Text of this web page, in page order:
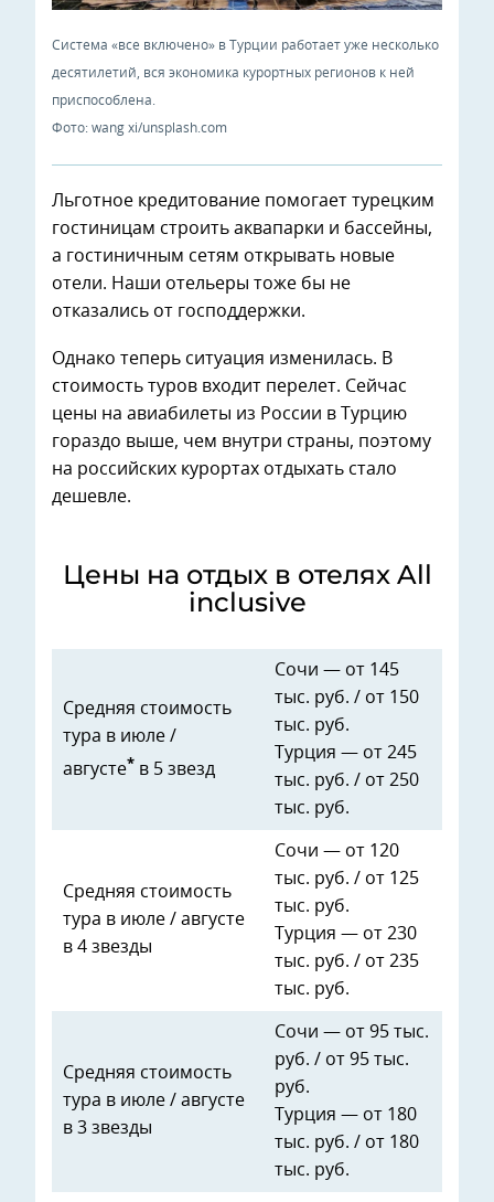
Система «все включено» в Турции работает уже несколько
десятилетий, вся экономика курортных регионов к ней
приспособлена.
Фото: wang xi/unsplash.com
Льготное кредитование помогает турецким
гостиницам строить аквапарки и бассейны,
а гостиничным сетям открывать новые
отели. Наши отельеры тоже бы не
отказались от господдержки.
Однако теперь ситуация изменилась. В
стоимость туров входит перелет. Сейчас
цены на авиабилеты из России в Турцию
гораздо выше, чем внутри страны, поэтому
на российских курортах отдыхать стало
дешевле.
Цены на отдых в отелях All
inclusive
Средняя стоимость
тура в июле /
августе* в 5 звезд
Сочи — от 145
тыс. руб. / от 150
тыс. руб.
Турция — от 245
тыс. руб. / от 250
тыс. руб.
Средняя стоимость
тура в июле / августе
в 4 звезды
Сочи — от 120
тыс. руб. / от 125
тыс. руб.
Турция — от 230
тыс. руб. / от 235
тыс. руб.
Средняя стоимость
тура в июле / августе
в 3 звезды
Сочи — от 95 тыс.
руб. / от 95 тыс.
руб.
Турция — от 180
тыс. руб. / от 180
тыс. руб.